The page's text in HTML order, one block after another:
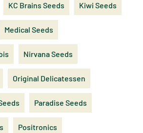
KC Brains Seeds Kiwi Seeds
Medical Seeds
Nirvana Seeds
Original Delicatessen
Paradise Seeds
Positronics